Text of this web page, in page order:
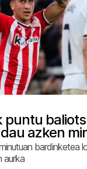
puntu
azken
bardinketea
aurka